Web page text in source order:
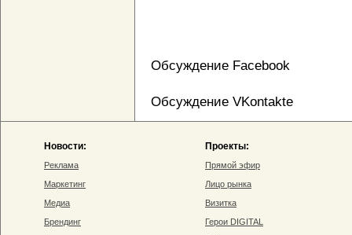
Обсуждение Facebook
Обсуждение VKontakte
Новости:
Реклама
Маркетинг
Медиа
Брендинг
Проекты:
Прямой эфир
Лицо рынка
Визитка
Герои DIGITAL